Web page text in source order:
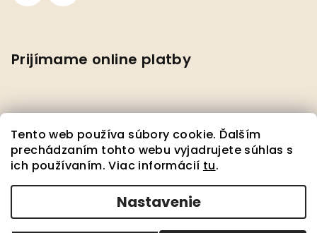
Tento web používa súbory cookie. Ďalším
prechádzaním tohto webu vyjadrujete súhlas s
ich používaním. Viac informácií tu.
Nastavenie
Prijímame online platby
Facebook
Pedante s.r.o.. Všetky práva